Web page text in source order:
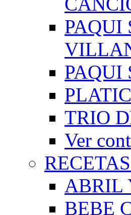
PAQUI
PAQUI
TRIO
Ver
ABRIL
BEBE